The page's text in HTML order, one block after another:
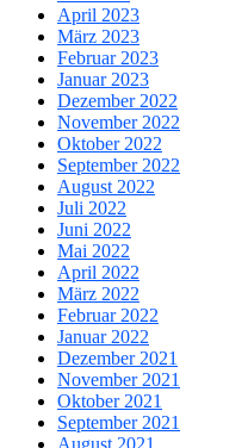
April 2023
März 2023
Februar 2023
Januar 2023
Dezember 2022
November 2022
Oktober 2022
September 2022
August 2022
Juli 2022
Juni 2022
Mai 2022
April 2022
März 2022
Februar 2022
Januar 2022
Dezember 2021
November 2021
Oktober 2021
September 2021